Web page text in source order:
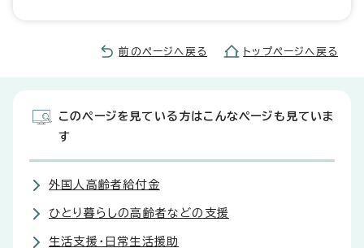
前のページへ戻る トップページへ戻る
このページを見ている方はこんなページも見ていま
す
外国人高齢者給付金
ひとり暮らしの高齢者などの支援
生活支援・日常生活援助